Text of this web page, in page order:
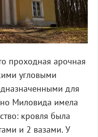
проходная арочная
угловыми
для
Миловида имела
кровля была
и 2 вазами. У